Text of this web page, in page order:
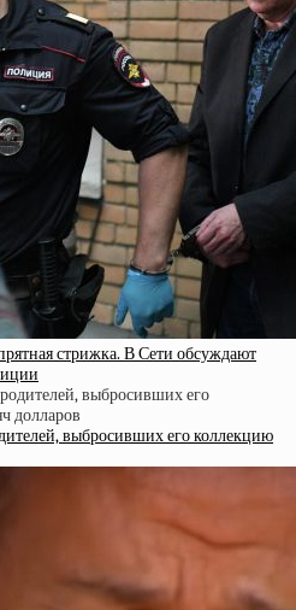
стрижка. В Сети обсуждают
выбросивших его коллекцию